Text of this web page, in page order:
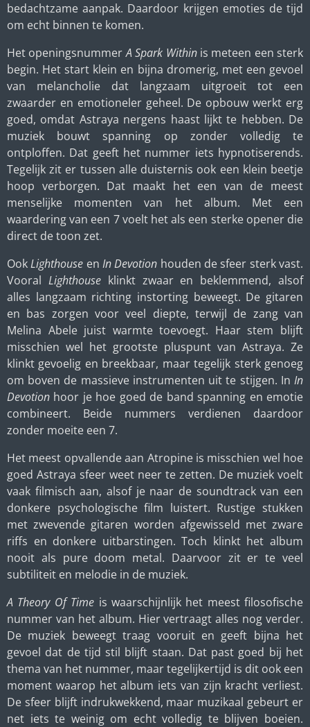
bedachtzame aanpak. Daardoor krijgen emoties de tijd
om echt binnen te komen.
Het openingsnummerA Spark Withinis meteen een sterk
begin. Het start klein en bijna dromerig, met een gevoel
van melancholie dat langzaam uitgroeit tot een
zwaarder en emotioneler geheel. De opbouw werkt erg
goed, omdat Astraya nergens haast lijkt te hebben. De
muziek bouwt spanning op zonder volledig te
ontploffen. Dat geeft het nummer iets hypnotiserends.
Tegelijk zit er tussen alle duisternis ook een klein beetje
hoop verborgen. Dat maakt het een van de meest
menselijke momenten van het album. Met een
waardering van een 7 voelt het als een sterke opener die
direct de toon zet.
OokLighthouse enIn Devotion houden de sfeer sterk vast.
Vooral Lighthouseklinkt zwaar en beklemmend, alsof
alles langzaam richting instorting beweegt. De gitaren
en bas zorgen voor veel diepte, terwijl de zang van
Melina Abele juist warmte toevoegt. Haar stem blijft
misschien wel het grootste pluspunt van Astraya. Ze
klinkt gevoelig en breekbaar, maar tegelijk sterk genoeg
om boven de massieve instrumenten uit te stijgen. In In
Devotion hoor je hoe goed de band spanning en emotie
combineert. Beide nummers verdienen daardoor
zonder moeite een 7.
Het meest opvallende aan Atropine is misschien wel hoe
goed Astraya sfeer weet neer te zetten. De muziek voelt
vaak filmisch aan, alsof je naar de soundtrack van een
donkere psychologische film luistert. Rustige stukken
met zwevende gitaren worden afgewisseld met zware
riffs en donkere uitbarstingen. Toch klinkt het album
nooit als pure doom metal. Daarvoor zit er te veel
subtiliteit en melodie in de muziek.
A Theory Of Time is waarschijnlijk het meest filosofische
nummer van het album. Hier vertraagt alles nog verder.
De muziek beweegt traag vooruit en geeft bijna het
gevoel dat de tijd stil blijft staan. Dat past goed bij het
thema van het nummer, maar tegelijkertijd is dit ook een
moment waarop het album iets van zijn kracht verliest.
De sfeer blijft indrukwekkend, maar muzikaal gebeurt er
net iets te weinig om echt volledig te blijven boeien.